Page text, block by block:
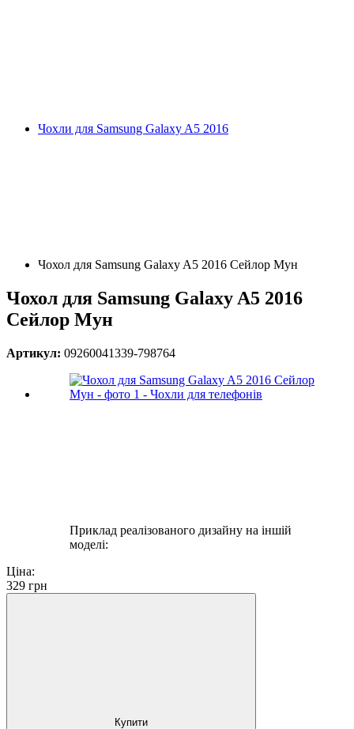
Чохли для Samsung Galaxy A5 2016
Чохол для Samsung Galaxy A5 2016 Сейлор Мун
Чохол для Samsung Galaxy A5 2016
Сейлор Мун
Артикул: 09260041339-798764
Приклад реалізованого дизайну на іншій
моделі:
Ціна:
329 грн
Купити